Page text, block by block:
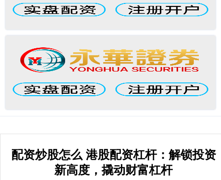
配资炒股怎么 港股配资杠杆：解锁投资
新高度，撬动财富杠杆